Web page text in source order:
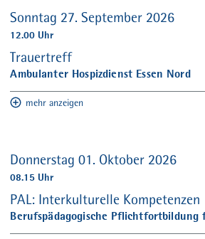
Sonntag 27. September 2026
12.00 Uhr
Trauertreff
Ambulanter Hospizdienst Essen Nord
mehr anzeigen
Donnerstag 01. Oktober 2026
08.15 Uhr
PAL: Interkulturelle Kompetenzen
Berufspädagogische Pflichtfortbildung